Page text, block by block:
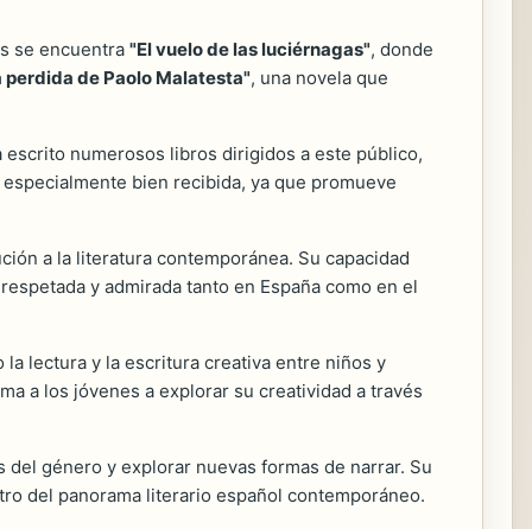
se encuentra "El vuelo de las luciérnagas", donde
perdida de Paolo Malatesta", una novela que
numerosos libros dirigidos a este público,
bien recibida, ya que promueve
a la literatura contemporánea. Su capacidad
y admirada tanto en España como en el
lectura y la escritura creativa entre niños y
a los jóvenes a explorar su creatividad a través
género y explorar nuevas formas de narrar. Su
del panorama literario español contemporáneo.